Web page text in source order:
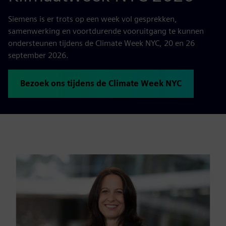
Siemens is er trots op een week vol gesprekken,
samenwerking en voortdurende vooruitgang te kunnen
ondersteunen tijdens de Climate Week NYC, 20 en 26
september 2026.
Bezoek ons tijdens de Climate Week NYC